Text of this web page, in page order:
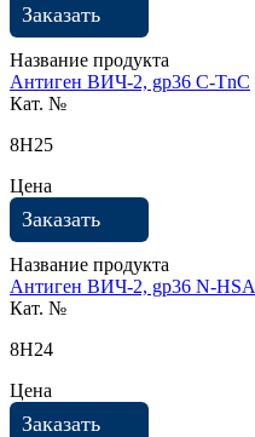
Заказать
Название продукта
Антиген ВИЧ-2, gp36 C-TnC
Кат. №
8H25
Цена
Заказать
Название продукта
Антиген ВИЧ-2, gp36 N-HSA
Кат. №
8H24
Цена
Заказать